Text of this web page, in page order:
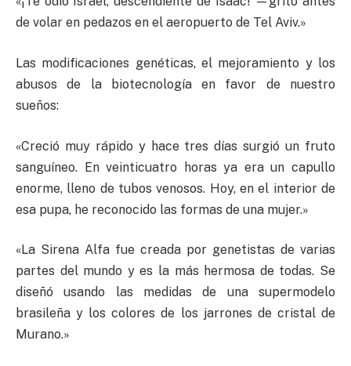
de volar en pedazos en el aeropuerto de Tel Aviv.»
Las modificaciones genéticas, el mejoramiento y los
abusos de la biotecnología en favor de nuestro
sueños:
«Creció muy rápido y hace tres días surgió un fruto
sanguíneo. En veinticuatro horas ya era un capullo
enorme, lleno de tubos venosos. Hoy, en el interior de
esa pupa, he reconocido las formas de una mujer.»
«La Sirena Alfa fue creada por genetistas de varias
partes del mundo y es la más hermosa de todas. Se
diseñó usando las medidas de una supermodelo
brasileña y los colores de los jarrones de cristal de
Murano.»